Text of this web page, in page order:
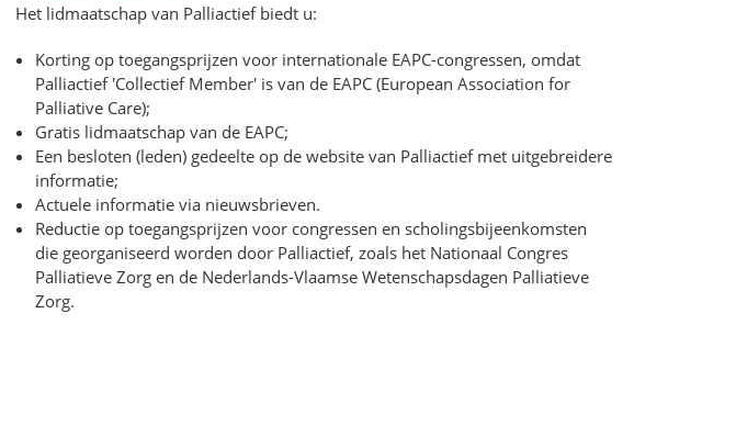
Het lidmaatschap van Palliactief biedt u:
Korting op toegangsprijzen voor internationale EAPC-congressen, omdat
Palliactief 'Collectief Member' is van de EAPC (European Association for
Palliative Care);
Gratis lidmaatschap van de EAPC;
Een besloten (leden) gedeelte op de website van Palliactief met uitgebreidere
informatie;
Actuele informatie via nieuwsbrieven.
Reductie op toegangsprijzen voor congressen en scholingsbijeenkomsten
die georganiseerd worden door Palliactief, zoals het Nationaal Congres
Palliatieve Zorg en de Nederlands-Vlaamse Wetenschapsdagen Palliatieve
Zorg.